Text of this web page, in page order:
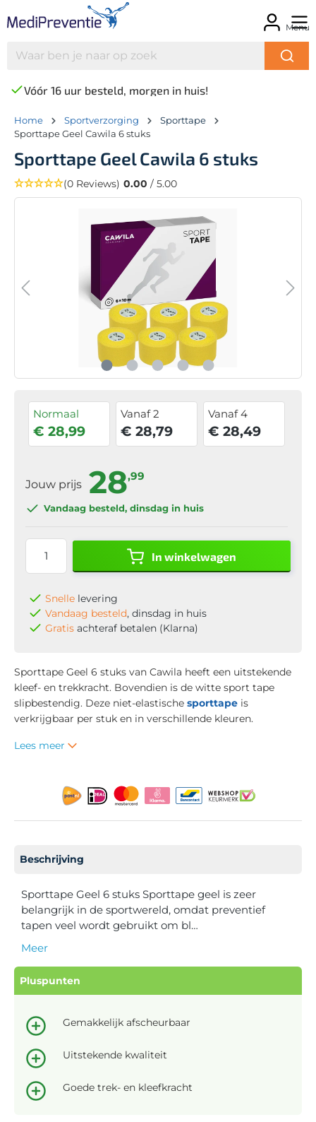
Menu
Vóór 16 uur besteld, morgen in huis!
Home Sportverzorging
Sporttape
Sporttape Geel Cawila 6 stuks
Sporttape Geel Cawila 6 stuks
(0 Reviews) 0.00 / 5.00
Normaal
€ 28,99
Vanaf 2
€ 28,79
Vanaf 4
€ 28,49
Jouw prijs 28,99
Vandaag besteld, dinsdag in huis
In winkelwagen
Snelle levering
Vandaag besteld, dinsdag in huis
Gratis achteraf betalen (Klarna)
Sporttape Geel 6 stuks van Cawila heeft een uitstekende
kleef- en trekkracht. Bovendien is de witte sport tape
slipbestendig. Deze niet-elastische sporttape is
verkrijgbaar per stuk en in verschillende kleuren.
Lees meer
Beschrijving
Sporttape Geel 6 stuks Sporttape geel is zeer
belangrijk in de sportwereld, omdat preventief
tapen veel wordt gebruikt om bl…
Meer
Pluspunten
Gemakkelijk afscheurbaar
Uitstekende kwaliteit
Goede trek- en kleefkracht